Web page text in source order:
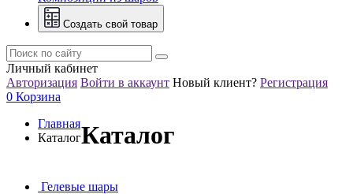
Создать свой товар
Личный кабинет
Авторизация Войти в аккаунт Новый клиент? Регистрация
0 Корзина
Главная
КаталогКаталог
Гелевые шары